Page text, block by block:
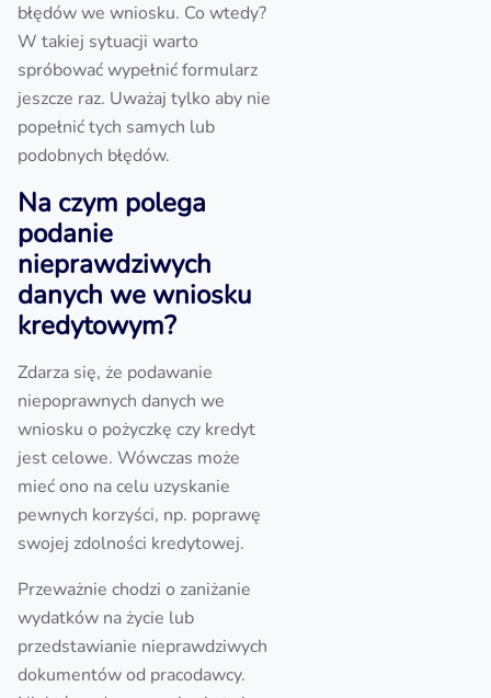
błędów we wniosku. Co wtedy?
W takiej sytuacji warto
spróbować wypełnić formularz
jeszcze raz. Uważaj tylko aby nie
popełnić tych samych lub
podobnych błędów.
Na czym polega
podanie
nieprawdziwych
danych we wniosku
kredytowym?
Zdarza się, że podawanie
niepoprawnych danych we
wniosku o pożyczkę czy kredyt
jest celowe. Wówczas może
mieć ono na celu uzyskanie
pewnych korzyści, np. poprawę
swojej zdolności kredytowej.
Przeważnie chodzi o zaniżanie
wydatków na życie lub
przedstawianie nieprawdziwych
dokumentów od pracodawcy.